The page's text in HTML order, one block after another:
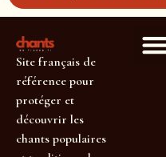
Site français de
référence pour
protéger et
découvrir les
chants populaires